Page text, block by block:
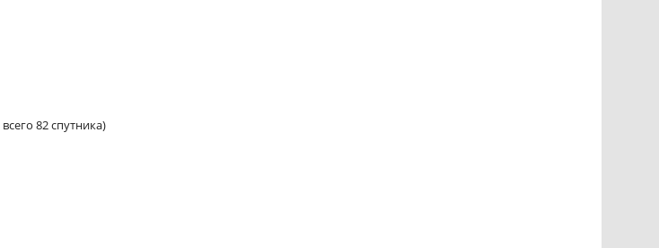
всего 82 спутника)